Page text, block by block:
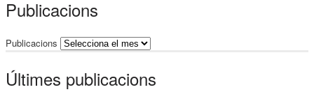
Publicacions
Publicacions
Últimes publicacions